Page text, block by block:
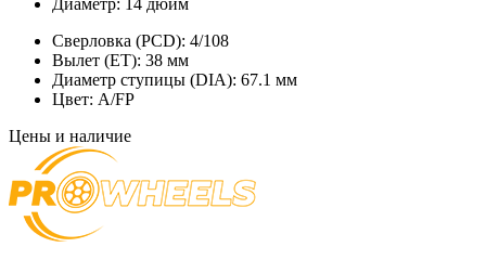
Диаметр:
14 дюйм
Сверловка (PCD): 4/108
Вылет (ET): 38 мм
Диаметр ступицы (DIA): 67.1 мм
Цвет: A/FP
Цены и наличие